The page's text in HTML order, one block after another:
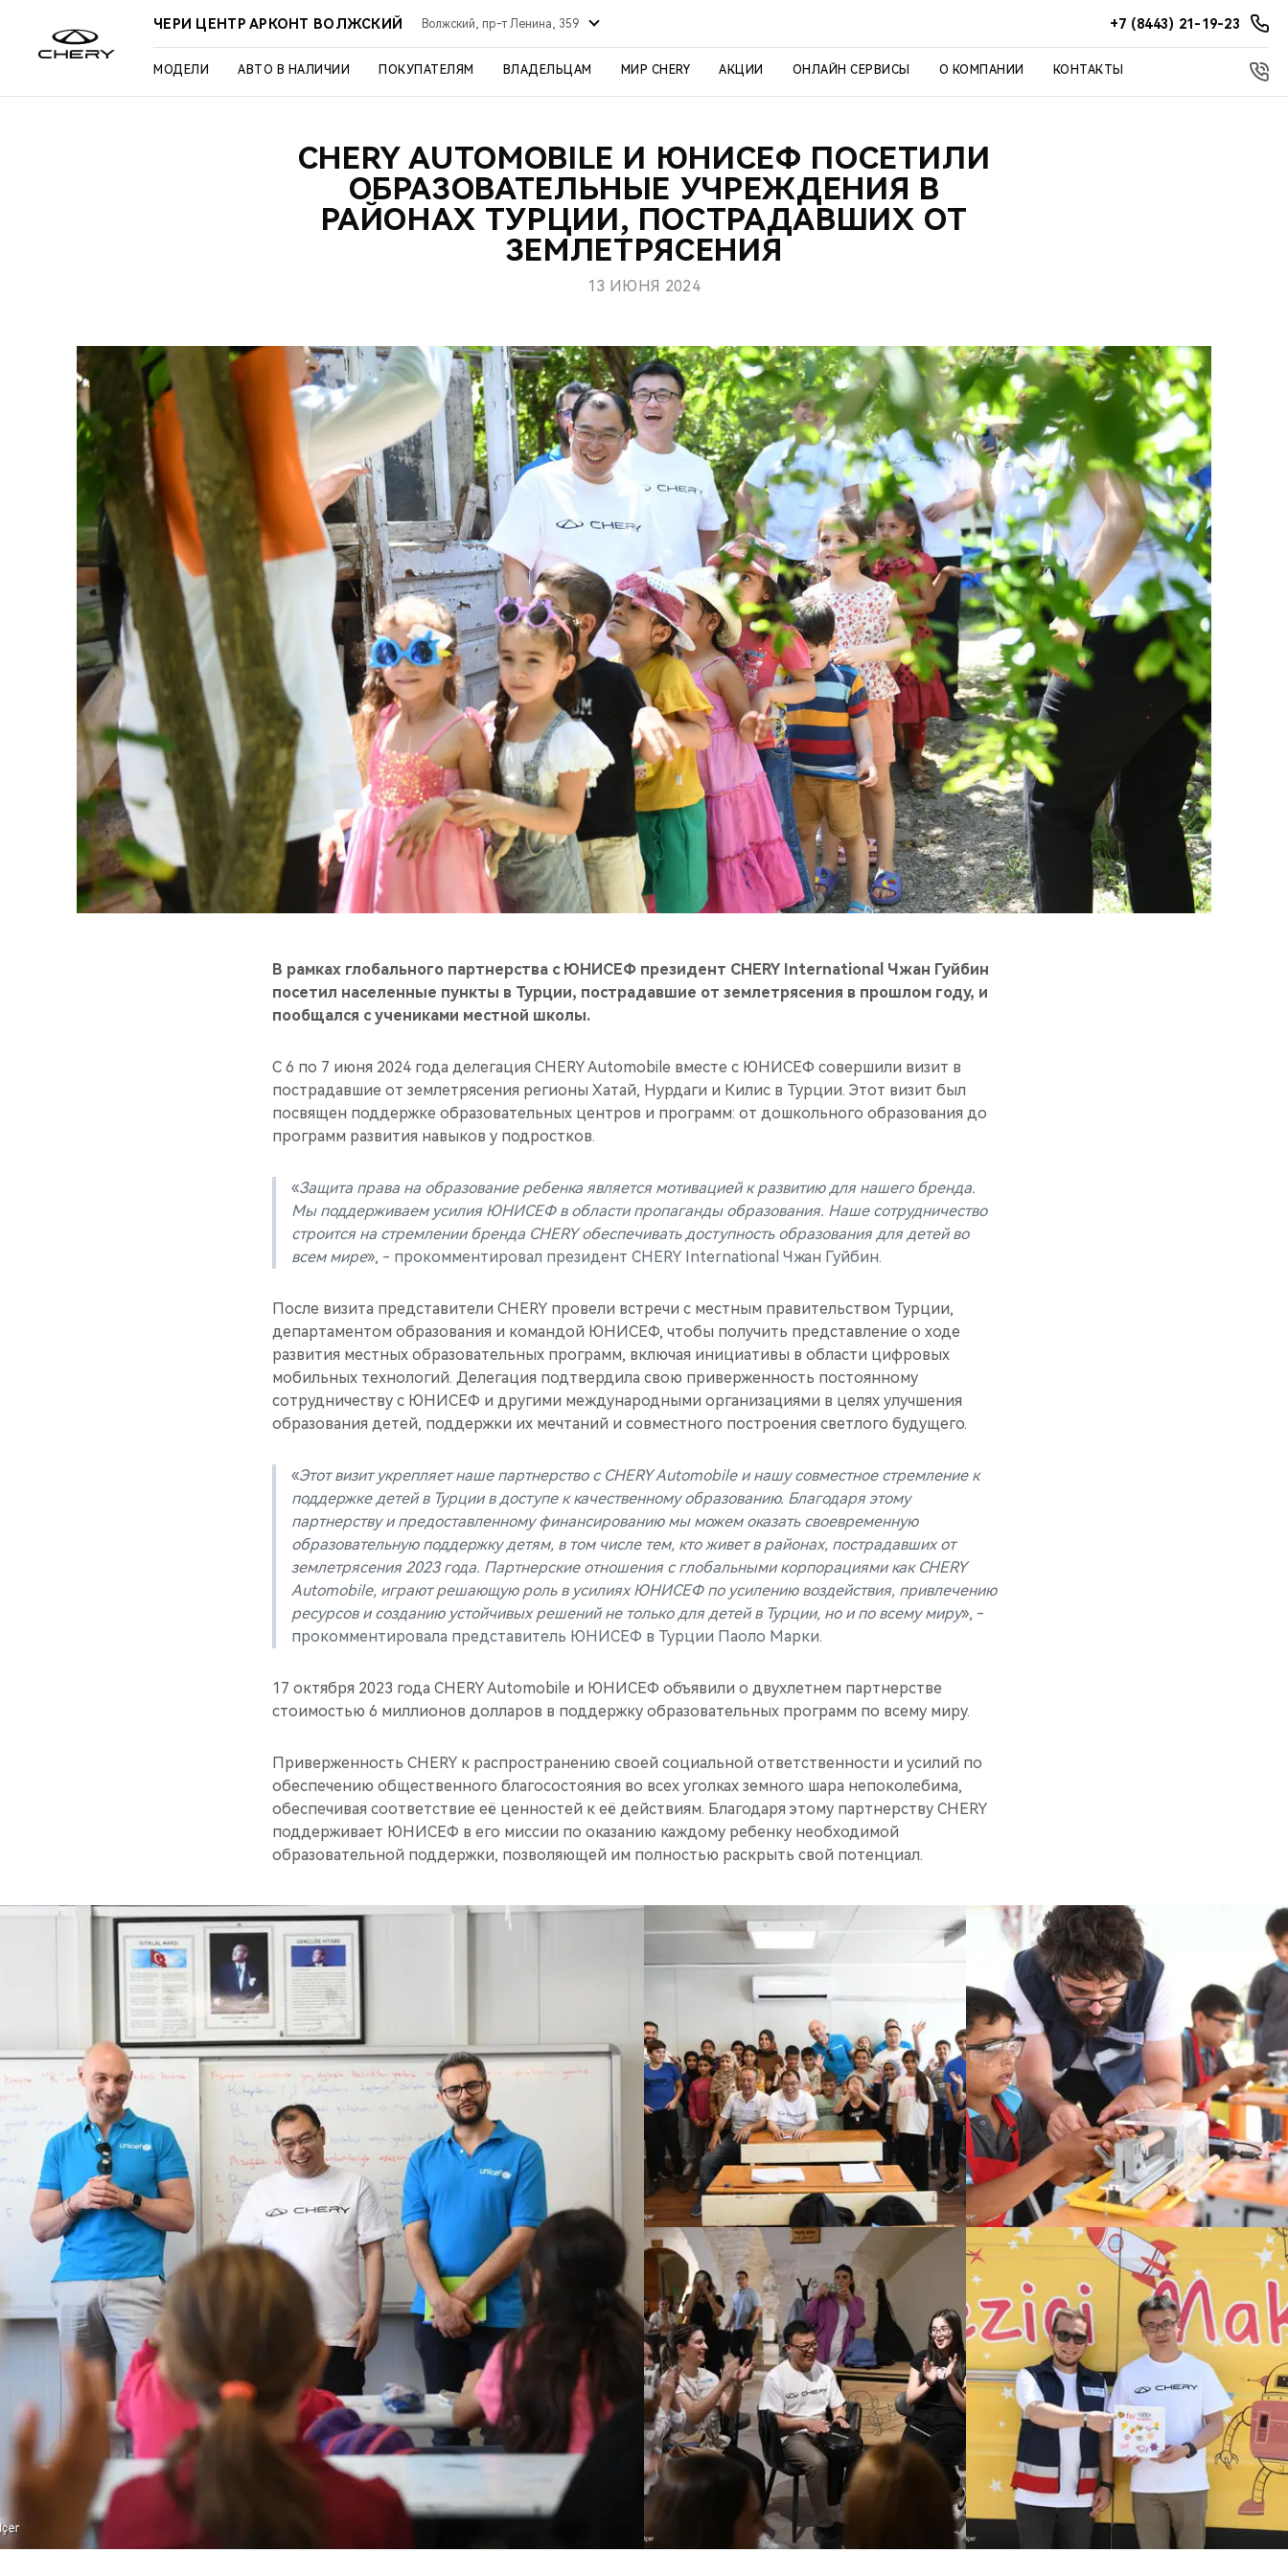
ЧЕРИ ЦЕНТР АРКОНТ ВОЛЖСКИЙ Волжский, пр-т Ленина, 359 +7 (8443) 21-19-23
МОДЕЛИ АВТО В НАЛИЧИИ ПОКУПАТЕЛЯМ ВЛАДЕЛЬЦАМ МИР CHERY АКЦИИ ОНЛАЙН СЕРВИСЫ О КОМПАНИИ КОНТАКТЫ
CHERY AUTOMOBILE И ЮНИСЕФ ПОСЕТИЛИ
ОБРАЗОВАТЕЛЬНЫЕ УЧРЕЖДЕНИЯ В
РАЙОНАХ ТУРЦИИ, ПОСТРАДАВШИХ ОТ
ЗЕМЛЕТРЯСЕНИЯ
13 ИЮНЯ 2024
В рамках глобального партнерства с ЮНИСЕФ президент CHERY International Чжан Гуйбин
посетил населенные пункты в Турции, пострадавшие от землетрясения в прошлом году, и
пообщался с учениками местной школы.
С 6 по 7 июня 2024 года делегация CHERY Automobile вместе с ЮНИСЕФ совершили визит в
пострадавшие от землетрясения регионы Хатай, Нурдаги и Килис в Турции. Этот визит был
посвящен поддержке образовательных центров и программ: от дошкольного образования до
программ развития навыков у подростков.
«Защита права на образование ребенка является мотивацией к развитию для нашего бренда.
Мы поддерживаем усилия ЮНИСЕФ в области пропаганды образования. Наше сотрудничество
строится на стремлении бренда CHERY обеспечивать доступность образования для детей во
всем мире», - прокомментировал президент CHERY International Чжан Гуйбин.
После визита представители CHERY провели встречи с местным правительством Турции,
департаментом образования и командой ЮНИСЕФ, чтобы получить представление о ходе
развития местных образовательных программ, включая инициативы в области цифровых
мобильных технологий. Делегация подтвердила свою приверженность постоянному
сотрудничеству с ЮНИСЕФ и другими международными организациями в целях улучшения
образования детей, поддержки их мечтаний и совместного построения светлого будущего.
«Этот визит укрепляет наше партнерство с CHERY Automobile и нашу совместное стремление к
поддержке детей в Турции в доступе к качественному образованию. Благодаря этому
партнерству и предоставленному финансированию мы можем оказать своевременную
образовательную поддержку детям, в том числе тем, кто живет в районах, пострадавших от
землетрясения 2023 года. Партнерские отношения с глобальными корпорациями как CHERY
Automobile, играют решающую роль в усилиях ЮНИСЕФ по усилению воздействия, привлечению
ресурсов и созданию устойчивых решений не только для детей в Турции, но и по всему миру», -
прокомментировала представитель ЮНИСЕФ в Турции Паоло Марки.
17 октября 2023 года CHERY Automobile и ЮНИСЕФ объявили о двухлетнем партнерстве
стоимостью 6 миллионов долларов в поддержку образовательных программ по всему миру.
Приверженность CHERY к распространению своей социальной ответственности и усилий по
обеспечению общественного благосостояния во всех уголках земного шара непоколебима,
обеспечивая соответствие её ценностей к её действиям. Благодаря этому партнерству CHERY
поддерживает ЮНИСЕФ в его миссии по оказанию каждому ребенку необходимой
образовательной поддержки, позволяющей им полностью раскрыть свой потенциал.